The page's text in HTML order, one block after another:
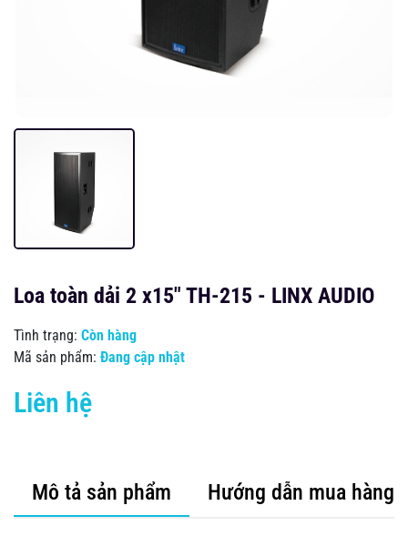
Loa toàn dải 2 x15" TH-215 - LINX AUDIO
Tình trạng: Còn hàng
Mã sản phẩm: Đang cập nhật
Liên hệ
Mô tả sản phẩm Hướng dẫn mua hàng